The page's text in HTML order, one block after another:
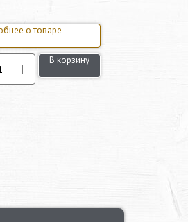
о товаре
В корзину